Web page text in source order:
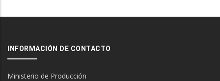
INFORMACIÓN DE CONTACTO
Ministerio de Producción